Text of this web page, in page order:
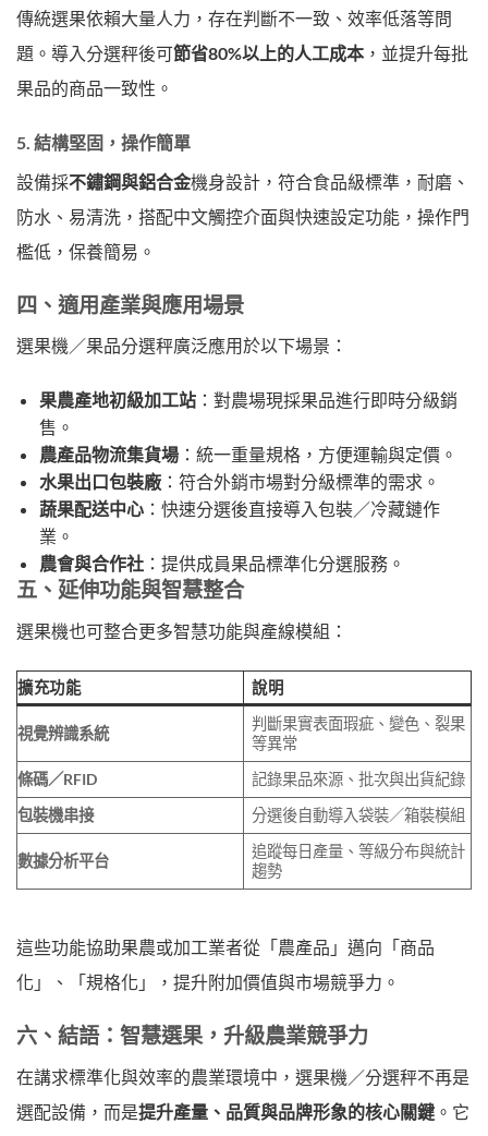
傳統選果依賴大量人力，存在判斷不一致、效率低落等問
題。導入分選秤後可節省80%以上的人工成本 ，並提升每批
果品的商品一致性。
5. 結構堅固，操作簡單
設備採不鏽鋼與鋁合金機身設計，符合食品級標準，耐磨、
防水、易清洗，搭配中文觸控介面與快速設定功能，操作門
檻低，保養簡易。
四、適用產業與應用場景
選果機／果品分選秤廣泛應用於以下場景：
果農產地初級加工站：對農場現採果品進行即時分級銷
售。
農產品物流集貨場：統一重量規格，方便運輸與定價。
水果出口包裝廠：符合外銷市場對分級標準的需求。
蔬果配送中心：快速分選後直接導入包裝／冷藏鏈作
業。
農會與合作社：提供成員果品標準化分選服務。
五、延伸功能與智慧整合
選果機也可整合更多智慧功能與產線模組：
擴充功能 說明
視覺辨識系統
判斷果實表面瑕疵、變色、裂果
等異常
條碼／RFID
記錄果品來源、批次與出貨紀錄
包裝機串接
分選後自動導入袋裝／箱裝模組
數據分析平台
追蹤每日產量、等級分布與統計
趨勢
這些功能協助果農或加工業者從「農產品」邁向「商品
化」、「規格化」，提升附加價值與市場競爭力。
六、結語：智慧選果，升級農業競爭力
在講求標準化與效率的農業環境中，選果機／分選秤不再是
選配設備，而是提升產量、品質與品牌形象的核心關鍵 。它